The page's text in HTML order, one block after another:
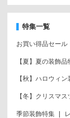
特集一覧
お買い得品セール
【夏】夏の装飾品
【秋】ハロウィ
【冬】クリスマ
季節装飾特集